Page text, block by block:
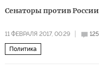
Сенаторы против России
11 ФЕВРАЛЯ 2017, 00:29 125
Политика